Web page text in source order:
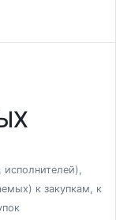
исполнителей),
к закупкам, к